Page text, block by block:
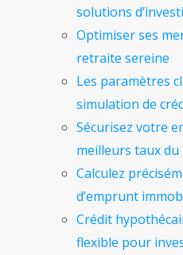
solutions
Optimiser ses
retraite sereine
Les paramètres
simulation de
Sécurisez votre
meilleurs taux du
Calculez
d’emprunt
Crédit
flexible pour